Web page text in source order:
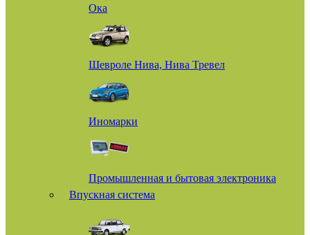
Ока
Шевроле Нива, Нива Тревел
Иномарки
Промышленная и бытовая электроника
Впускная система